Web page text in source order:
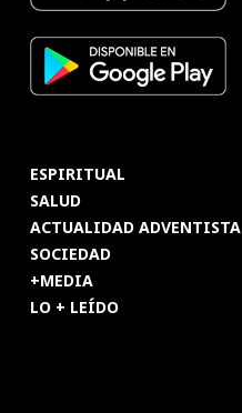
ESPIRITUAL
SALUD
ACTUALIDAD ADVENTISTA
SOCIEDAD
+MEDIA
LO + LEÍDO